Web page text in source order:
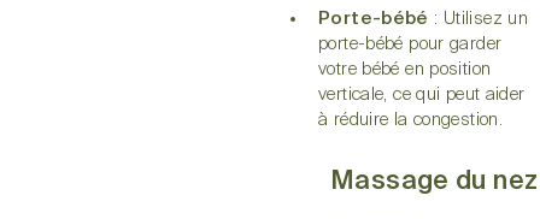
Porte-bébé : Utilisez un
porte-bébé pour garder
votre bébé en position
verticale, ce qui peut aider
à réduire la congestion.
Massage du nez